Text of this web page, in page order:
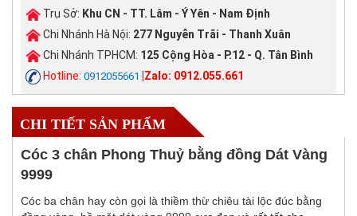
Trụ Sở: Khu CN - TT. Lâm - Ý Yên - Nam Định
Chi Nhánh Hà Nội: 277 Nguyễn Trãi - Thanh Xuân
Chi Nhánh TPHCM: 125 Cộng Hòa - P.12 - Q. Tân Bình
Hotline: 0912055661 |Zalo: 0912.055.661
CHI TIẾT SẢN PHẨM
Cóc 3 chân Phong Thuỷ bằng đồng Dát Vàng
9999
Cóc ba chân hay còn gọi là thiềm thừ chiêu tài lộc đúc bằng